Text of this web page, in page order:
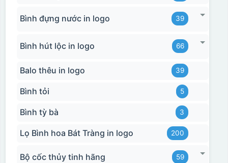
Bình đựng nước in logo 39
Bình hút lộc in logo 66
Balo thêu in logo 39
Bình tỏi 5
Bình tỳ bà 3
Lọ Bình hoa Bát Tràng in logo 200
Bộ cốc thủy tinh hãng 59